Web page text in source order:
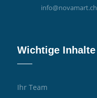
info@novamart.ch
Wichtige Inhalte
Ihr Team